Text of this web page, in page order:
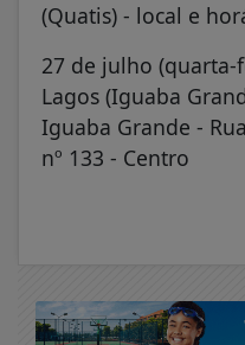
(Quatis) - local e
27 de julho (quarta-
Lagos (Iguaba
Iguaba Grande -
nº 133 - Centro